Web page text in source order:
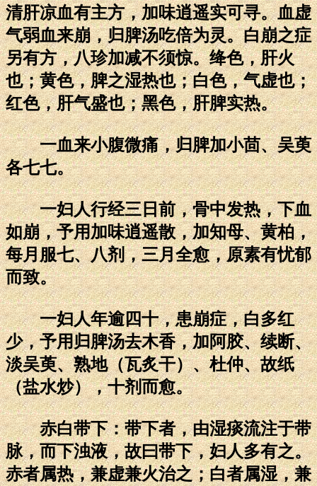
清肝凉血有主方，加味逍遥实可寻。血虚
气弱血来崩，归脾汤吃倍为灵。白崩之症
另有方，八珍加减不须惊。绛色，肝火
也；黄色，脾之湿热也；白色，气虚也；
红色，肝气盛也；黑色，肝脾实热。
一血来小腹微痛，归脾加小茴、吴萸
各七七。
一妇人行经三日前，骨中发热，下血
如崩，予用加味逍遥散，加知母、黄柏，
每月服七、八剂，三月全愈，原素有忧郁
而致。
一妇人年逾四十，患崩症，白多红
少，予用归脾汤去木香，加阿胶、续断、
淡吴萸、熟地（瓦炙干）、杜仲、故纸
（盐水炒），十剂而愈。
赤白带下：带下者，由湿痰流注于带
脉，而下浊液，故曰带下，妇人多有之。
赤者属热，兼虚兼火治之；白者属湿，兼